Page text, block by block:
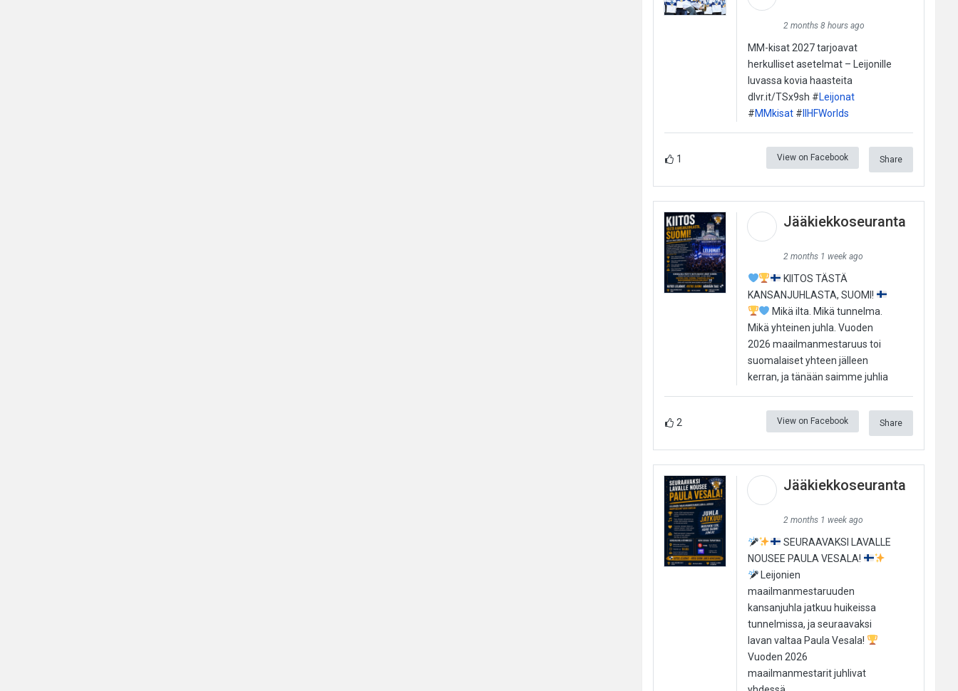
2 months 8 hours ago
MM-kisat 2027 tarjoavat
herkulliset asetelmat – Leijonille
luvassa kovia haasteita
dlvr.it/TSx9sh #Leijonat
#MMkisat#IIHFWorlds
1 View on Facebook Share
Jääkiekkoseuranta
2 months 1 week ago
KIITOS TÄSTÄ
KANSANJUHLASTA, SUOMI!
Mikä ilta. Mikä tunnelma.
Mikä yhteinen juhla. Vuoden
2026 maailmanmestaruus toi
suomalaiset yhteen jälleen
kerran, ja tänään saimme juhlia
2 View on Facebook Share
Jääkiekkoseuranta
2 months 1 week ago
SEURAAVAKSI LAVALLE
NOUSEE PAULA VESALA!
Leijonien
maailmanmestaruuden
kansanjuhla jatkuu huikeissa
tunnelmissa, ja seuraavaksi
lavan valtaa Paula Vesala!
Vuoden 2026
maailmanmestarit juhlivat